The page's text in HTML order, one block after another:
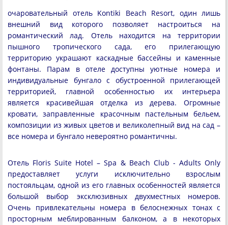
очаровательный отель Kontiki Beach Resort, один лишь
внешний вид которого позволяет настроиться на
романтический лад. Отель находится на территории
пышного тропического сада, его прилегающую
территорию украшают каскадные бассейны и каменные
фонтаны. Парам в отеле доступны уютные номера и
индивидуальные бунгало с обустроенной прилегающей
территорией, главной особенностью их интерьера
является красивейшая отделка из дерева. Огромные
кровати, заправленные красочным пастельным бельем,
композиции из живых цветов и великолепный вид на сад –
все номера и бунгало невероятно романтичны.
Отель Floris Suite Hotel – Spa & Beach Club - Adults Only
предоставляет услуги исключительно взрослым
постояльцам, одной из его главных особенностей является
большой выбор эксклюзивных двухместных номеров.
Очень привлекательны номера в белоснежных тонах с
просторным меблированным балконом, а в некоторых